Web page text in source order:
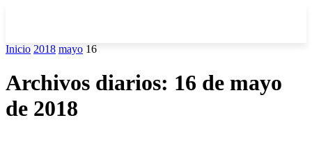
Inicio 2018 mayo 16
Archivos diarios: 16 de mayo
de 2018